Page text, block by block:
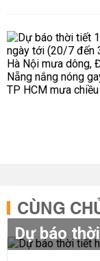
CÙNG
Dự báo